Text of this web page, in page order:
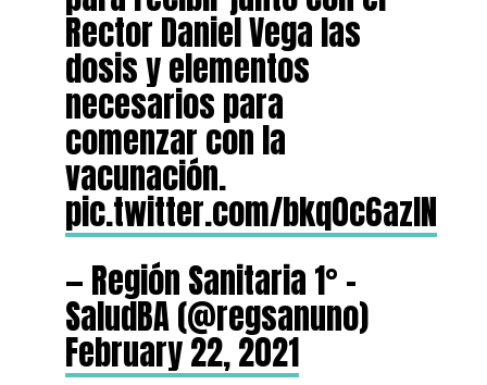
Rector Daniel Vega las
dosis y elementos
necesarios para
comenzar con la
vacunación.
pic.twitter.com/bkq0c6azIN
— Región Sanitaria 1° –
SaludBA (@regsanuno)
February 22, 2021